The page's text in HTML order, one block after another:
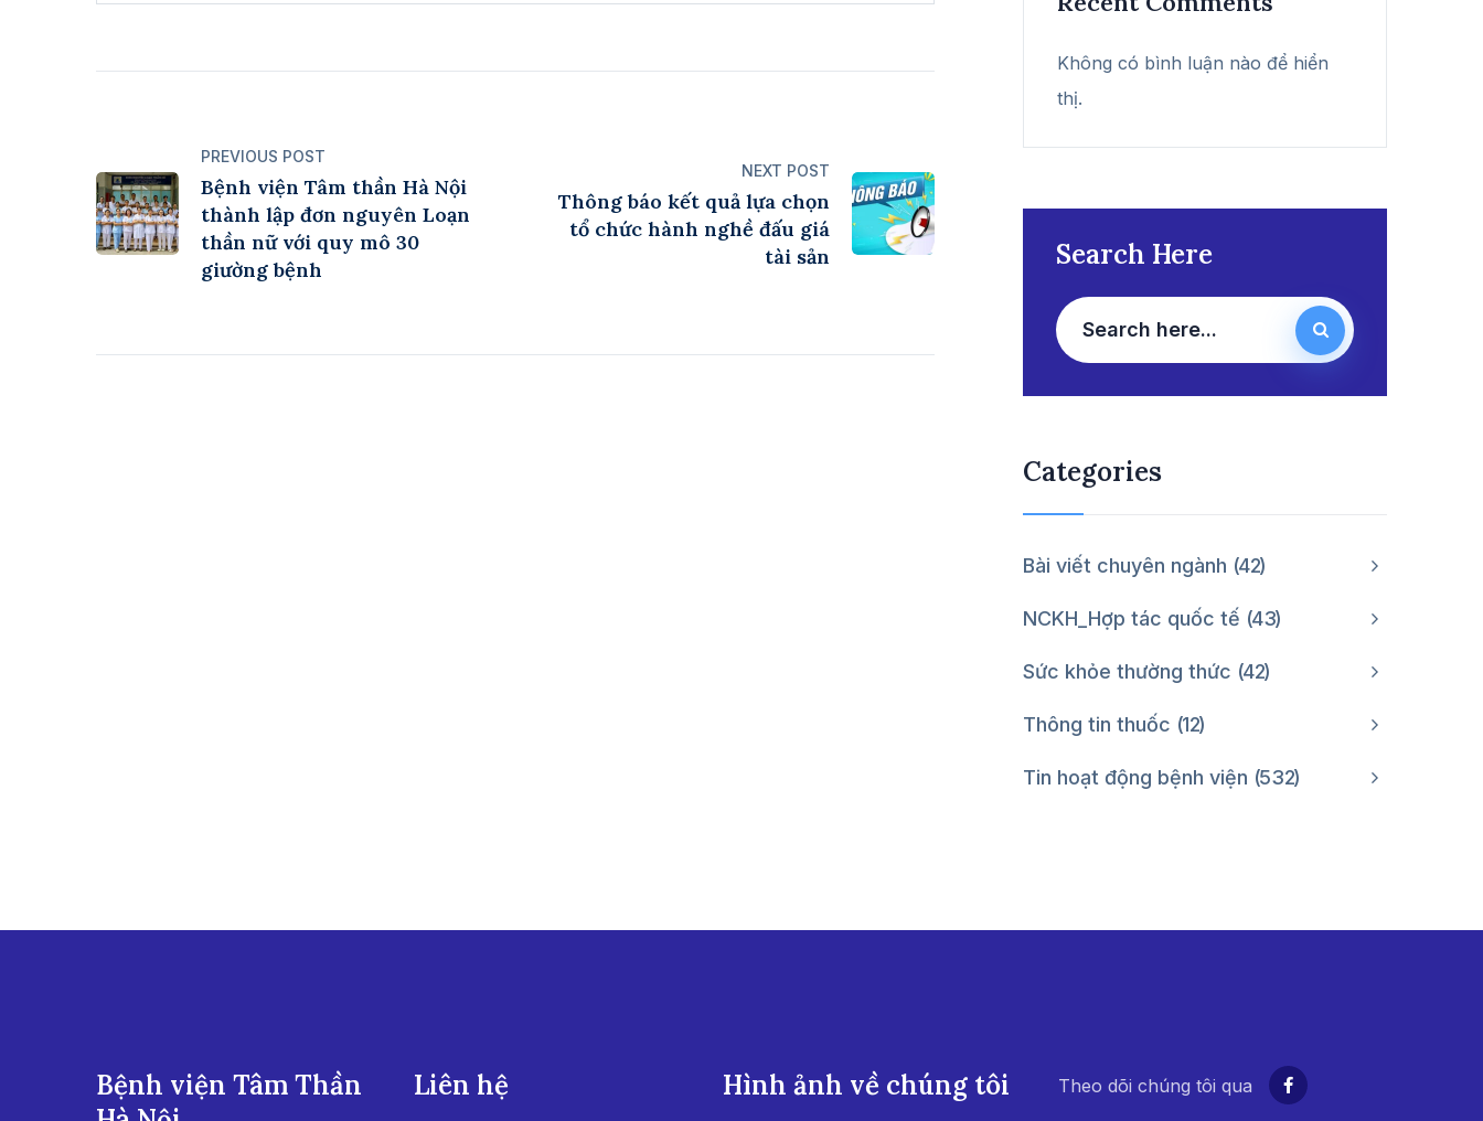
PREVIOUS POST
Bệnh viện Tâm thần Hà Nội
thành lập đơn nguyên Loạn
thần nữ với quy mô 30
giường bệnh
NEXT POST
Thông báo kết quả lựa chọn
tổ chức hành nghề đấu giá
tài sản
Không có bình luận nào để hiển
thị.
Search Here
Categories
Bài viết chuyên ngành 42
NCKH_Hợp tác quốc tế 43
Sức khỏe thường thức 42
Thông tin thuốc 12
Tin hoạt động bệnh viện 532
Bệnh viện Tâm Thần
Liên hệ Hình ảnh về chúng tôi Theo dõi chúng tôi qua